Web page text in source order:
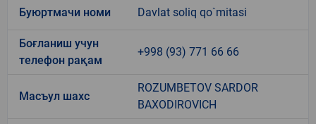
Буюртмачи номи Davlat soliq qo`mitasi
Боғланиш учун
телефон рақам
+998 (93) 771 66 66
Масъул шахс
ROZUMBETOV SARDOR
BAXODIROVICH